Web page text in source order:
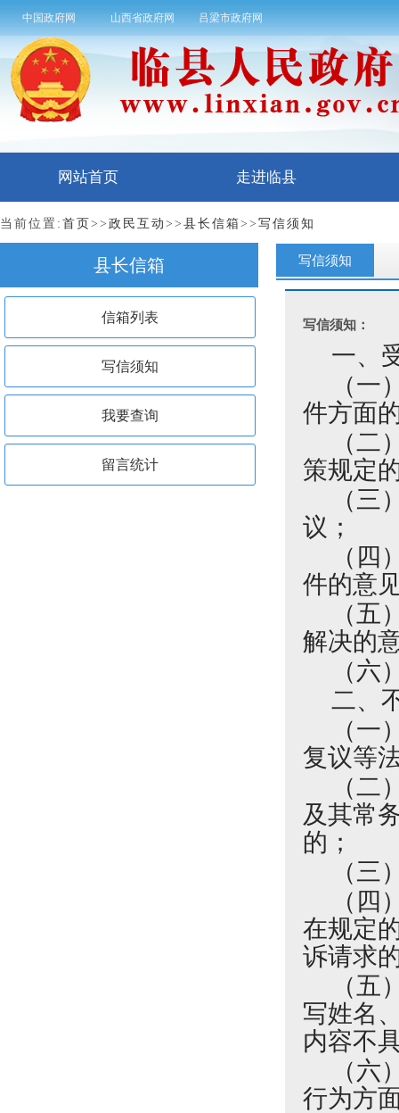
中国政府网 山西省政府网 吕梁市政府网
网站首页 走进临县
当前位置: 首页 >> 政民互动 >> 县长信箱>> 写信须知
县长信箱
信箱列表
写信须知
我要查询
留言统计
写信须知
写信须知：
一、
（
件方面
（
策规定
（
议；
（
件的意
（
解决的
（六
二、
（
复议等
（
及其常
的；
（三
（
在规定
诉请求
（
写姓名
内容不
（
行为方